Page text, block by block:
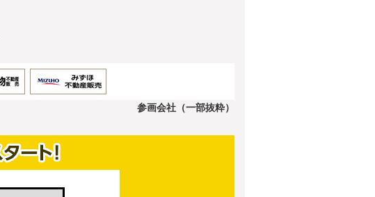
参画会社（一部抜粋）